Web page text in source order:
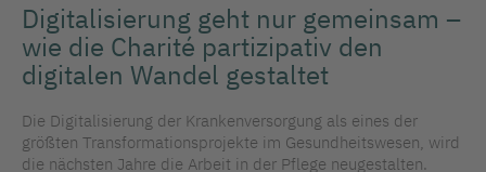
Digitalisierung geht nur gemeinsam –
wie die Charité partizipativ den
digitalen Wandel gestaltet
Die Digitalisierung der Krankenversorgung als eines der
größten Transformationsprojekte im Gesundheitswesen, wird
die nächsten Jahre die Arbeit in der Pflege neugestalten.